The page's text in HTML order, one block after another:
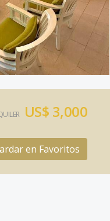
US$ 3,000
en Favoritos